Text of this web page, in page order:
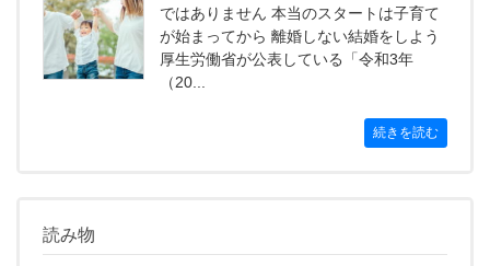
ではありません 本当のスタートは子育て
が始まってから 離婚しない結婚をしよう
厚生労働省が公表している「令和3年
（20...
続きを読む
読み物